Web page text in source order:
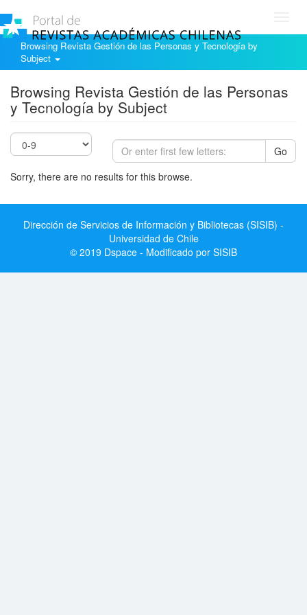
Browsing Revista Gestión de las Personas y Tecnología by
Subject
Browsing Revista Gestión de las Personas
y Tecnología by Subject
Go
Sorry, there are no results for this browse.
Dirección de Servicios de Información y Bibliotecas (SISIB) -
Universidad de Chile
© 2019 Dspace - Modificado por SISIB